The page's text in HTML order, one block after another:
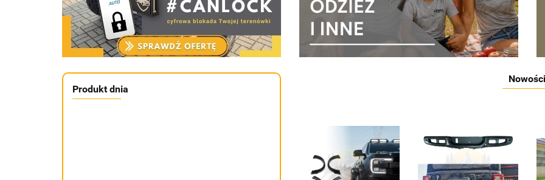
Produkt dnia